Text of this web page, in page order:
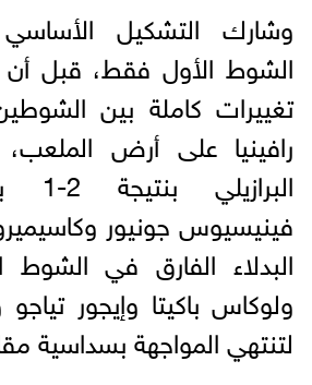
وشارك التشكيل الأساسي
الشوط الأول فقط، قبل أن
تغييرات كاملة بين
رافينيا على أرض
فينيسيوس جونيور
البدلاء الفارق في الشوط
ولوكاس باكيتا وإيجور تياجو
لتنتهي المواجهة بسداسية